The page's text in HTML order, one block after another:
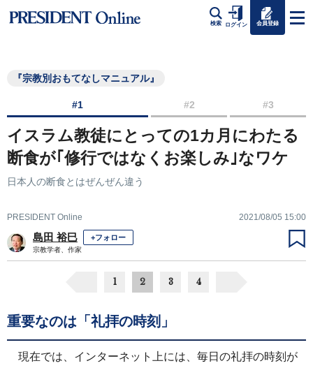
検索 ログイン 会員登録
『宗教別おもてなしマニュアル』
#1 #2 #3
イスラム教徒にとっての1カ月にわたる
断食が｢修行ではなくお楽しみ｣なワケ
日本人の断食とはぜんぜん違う
PRESIDENT Online 2021/08/05 15:00
島田 裕巳 +フォロー
宗教学者、作家
1 2 3 4
重要なのは「礼拝の時刻」
現在では、インターネット上には、毎日の礼拝の時刻が